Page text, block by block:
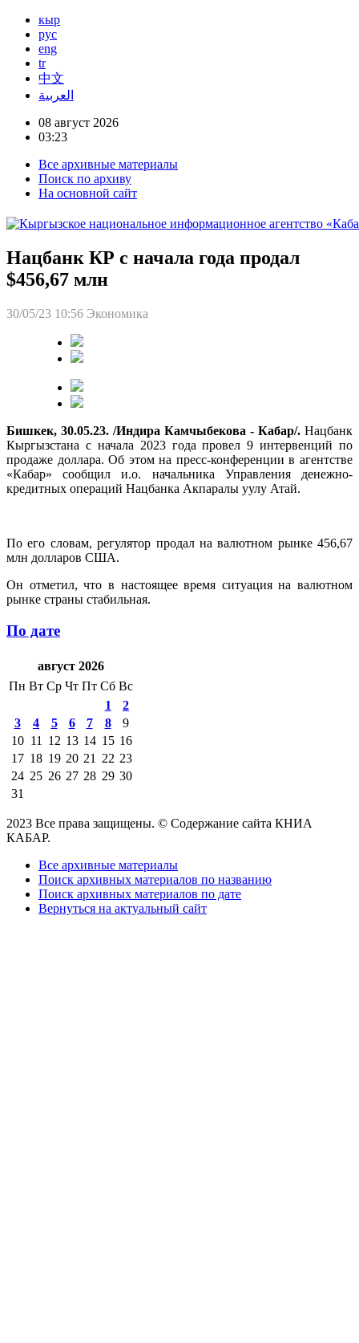
кыр
рус
eng
tr
中文
العربية
08 август 2026
03:23
Все архивные материалы
Поиск по архиву
На основной сайт
Нацбанк КР с начала года продал
$456,67 млн
30/05/23 10:56 Экономика
Бишкек, 30.05.23. /Индира Камчыбекова - Кабар/. Нацбанк
Кыргызстана с начала 2023 года провел 9 интервенций по
продаже доллара. Об этом на пресс-конференции в агентстве
«Кабар» сообщил и.о. начальника Управления денежно-
кредитных операций Нацбанка Акпаралы уулу Атай.
По его словам, регулятор продал на валютном рынке 456,67
млн долларов США.
Он отметил, что в настоящее время ситуация на валютном
рынке страны стабильная.
По дате
август 2026
Пн Вт Ср Чт Пт Сб Вс
1
2
3
4 5 6 7 8
9
10 11 12 13 14 15 16
17 18 19 20 21 22 23
24 25 26 27 28 29 30
31
2023 Все права защищены. © Содержание сайта КНИА
КАБАР.
Все архивные материалы
Поиск архивных материалов по названию
Поиск архивных материалов по дате
Вернуться на актуальный сайт